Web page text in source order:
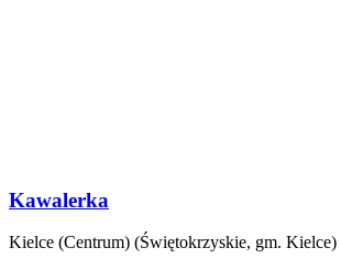
Kawalerka
Kielce (Centrum) (Świętokrzyskie, gm. Kielce)